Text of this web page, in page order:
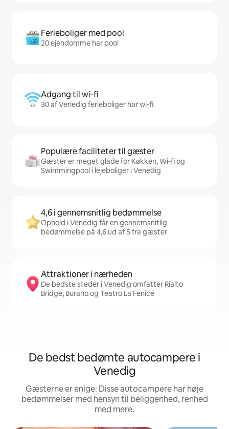
Ferieboliger med pool
20 ejendomme har pool
Adgang til wi-fi
30 af Venedig ferieboliger har wi-fi
Populære faciliteter til gæster
Gæster er meget glade for Køkken, Wi-fi og
Swimmingpool i lejeboliger i Venedig
4,6 i gennemsnitlig bedømmelse
Ophold i Venedig får en gennemsnitlig
bedømmelse på 4,6 ud af 5 fra gæster
Attraktioner i nærheden
De bedste steder i Venedig omfatter Rialto
Bridge, Burano og Teatro La Fenice
De bedst bedømte autocampere i
Venedig
Gæsterne er enige: Disse autocampere har høje
bedømmelser med hensyn til beliggenhed, renhed
med mere.